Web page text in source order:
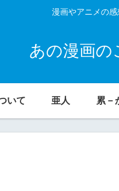
漫画やアニメの
あの漫画の
いて 亜人 累－